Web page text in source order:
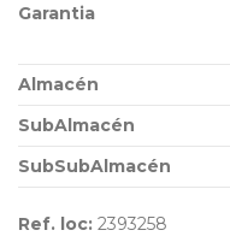
Garantia
Almacén
SubAlmacén
SubSubAlmacén
Ref. loc: 2393258